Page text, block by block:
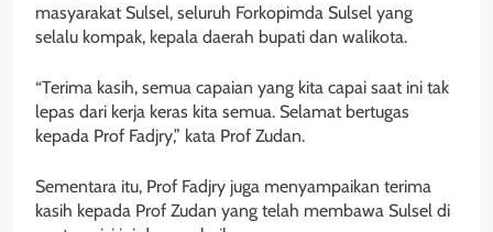
masyarakat Sulsel, seluruh Forkopimda Sulsel yang
selalu kompak, kepala daerah bupati dan walikota.
“Terima kasih, semua capaian yang kita capai saat ini tak
lepas dari kerja keras kita semua. Selamat bertugas
kepada Prof Fadjry,” kata Prof Zudan.
Sementara itu, Prof Fadjry juga menyampaikan terima
kasih kepada Prof Zudan yang telah membawa Sulsel di